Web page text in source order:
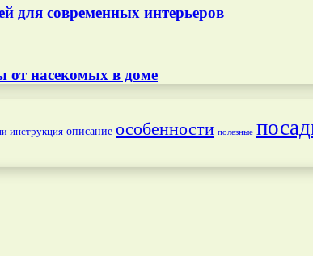
для современных интерьеров
от насекомых в доме
инструкция описание особенности полезные